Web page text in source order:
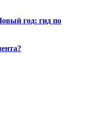
год: гид по